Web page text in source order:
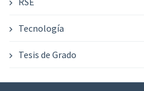
Tecnología
Tesis de Grado